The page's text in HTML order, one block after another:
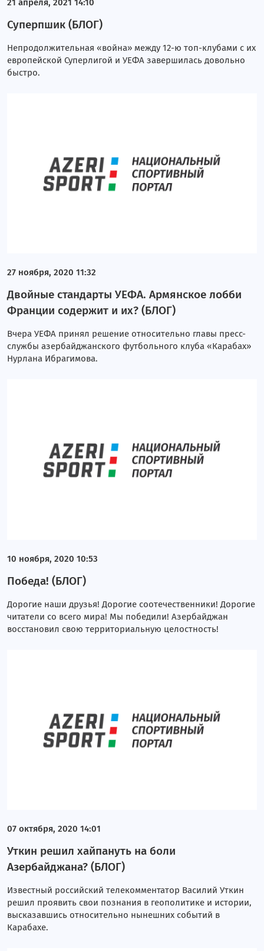
21 апреля, 2021 14:10
Суперпшик (БЛОГ)
Непродолжительная «война» между 12-ю топ-клубами с их
европейской Суперлигой и УЕФА завершилась довольно
быстро.
27 ноября, 2020 11:32
Двойные стандарты УЕФА. Армянское лобби
Франции содержит и их? (БЛОГ)
Вчера УЕФА принял решение относительно главы пресс-
службы азербайджанского футбольного клуба «Карабах»
Нурлана Ибрагимова.
10 ноября, 2020 10:53
Победа! (БЛОГ)
Дорогие наши друзья! Дорогие соотечественники! Дорогие
читатели со всего мира! Мы победили! Азербайджан
восстановил свою территориальную целостность!
07 октября, 2020 14:01
Уткин решил хайпануть на боли
Азербайджана? (БЛОГ)
Известный российский телекомментатор Василий Уткин
решил проявить свои познания в геополитике и истории,
высказавшись относительно нынешних событий в
Карабахе.